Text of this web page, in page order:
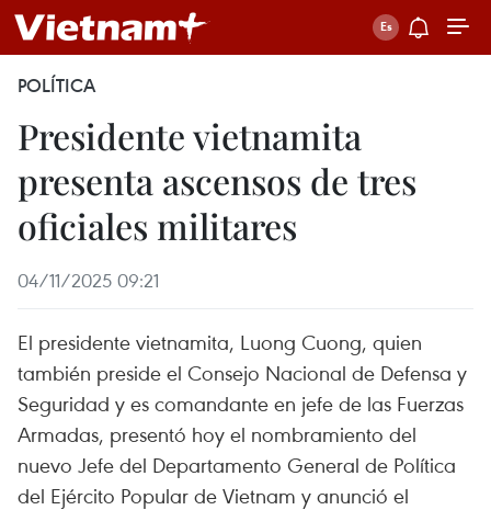
POLÍTICA
Presidente vietnamita
presenta ascensos de tres
oficiales militares
04/11/2025 09:21
El presidente vietnamita, Luong Cuong, quien
también preside el Consejo Nacional de Defensa y
Seguridad y es comandante en jefe de las Fuerzas
Armadas, presentó hoy el nombramiento del
nuevo Jefe del Departamento General de Política
del Ejército Popular de Vietnam y anunció el